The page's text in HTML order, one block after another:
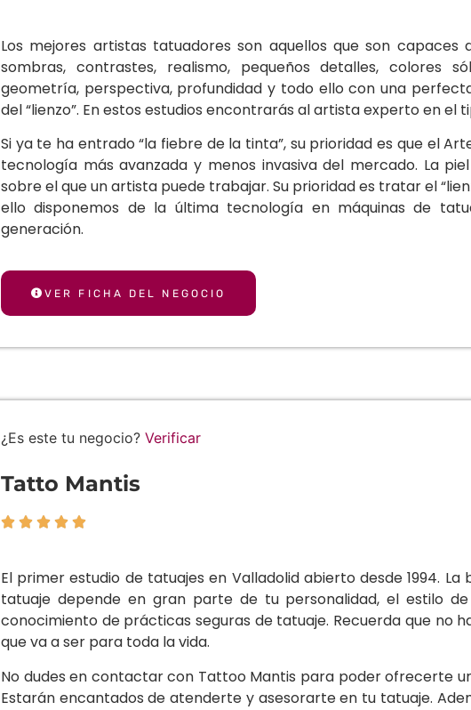
Los mejores artistas tatuadores son aquellos que son capaces
sombras, contrastes, realismo, pequeños detalles, colores
geometría, perspectiva, profundidad y todo ello con una
del “lienzo”. En estos estudios encontrarás al artista experto en el
Si ya te ha entrado “la fiebre de la tinta”, su prioridad es que el
tecnología más avanzada y menos invasiva del mercado. La
sobre el que un artista puede trabajar. Su prioridad es tratar el
ello disponemos de la última tecnología en máquinas de
generación.
VER FICHA DEL NEGOCIO
¿Es este tu negocio? Verificar
Tatto Mantis
    
El primer estudio de tatuajes en Valladolid abierto desde 1994. La
tatuaje depende en gran parte de tu personalidad, el estilo
conocimiento de prácticas seguras de tatuaje. Recuerda que no
que va a ser para toda la vida.
No dudes en contactar con Tattoo Mantis para poder ofrecerte
Estarán encantados de atenderte y asesorarte en tu tatuaje.